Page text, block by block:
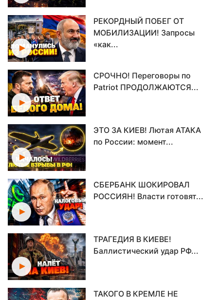
РЕКОРДНЫЙ ПОБЕГ ОТ
МОБИЛИЗАЦИИ! Запросы
«как...
СРОЧНО! Переговоры по
Patriot ПРОДОЛЖАЮТСЯ...
ЭТО ЗА КИЕВ! Лютая АТАКА
по России: момент...
СБЕРБАНК ШОКИРОВАЛ
РОССИЯН! Власти готовят...
ТРАГЕДИЯ В КИЕВЕ!
Баллистический удар РФ...
ТАКОГО В КРЕМЛЕ НЕ